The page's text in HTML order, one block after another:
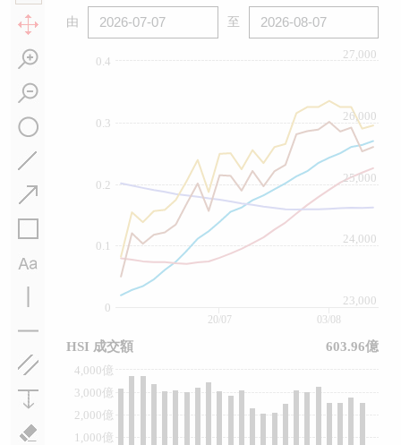
由 至
0
0.1
0.2
0.3
0.4
23,000
24,000
25,000
26,000
27,000
1,000億
2,000億
3,000億
4,000億
20/07 03/08
HSI 成交額 603.96億